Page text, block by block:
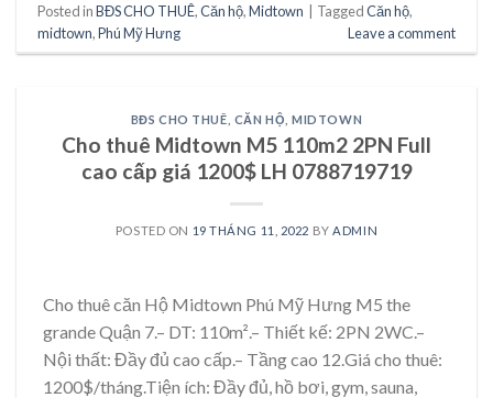
Posted inBĐS CHO THUÊ,Căn hộ,Midtown TaggedCăn hộ,
midtown,Phú Mỹ Hưng Leave a comment
BĐS CHO THUÊ CĂN HỘ ,MIDTOWN
Cho thuê Midtown M5 110m2 2PN Full
cao cấp giá 1200$ LH 0788719719
POSTED ON 19 THÁNG 11, 2022 BYADMIN
Cho thuê căn Hộ Midtown Phú Mỹ Hưng M5 the
grande Quận 7.– DT: 110m².– Thiết kế: 2PN 2WC.–
Nội thất: Đầy đủ cao cấp.– Tầng cao 12.Giá cho thuê:
1200$/tháng.Tiện ích: Đầy đủ, hồ bơi, gym, sauna,